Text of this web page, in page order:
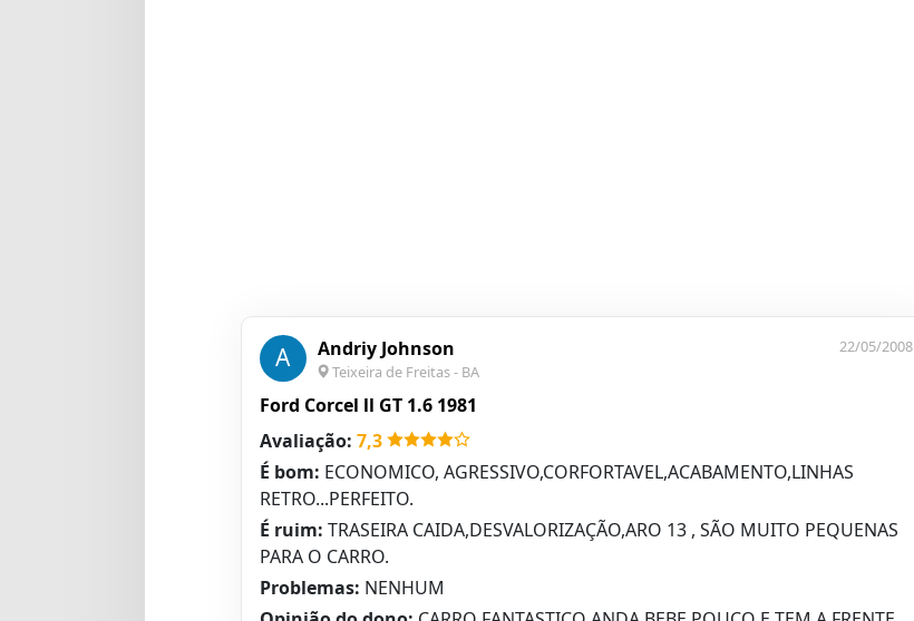
A Andriy Johnson
Teixeira de Freitas - BA
22/05/2008
Ford Corcel ll GT 1.6 1981
Avaliação: 7,3
É bom: ECONOMICO, AGRESSIVO,CORFORTAVEL,ACABAMENTO,LINHAS
RETRO...PERFEITO.
É ruim: TRASEIRA CAIDA,DESVALORIZAÇÃO,ARO 13 , SÃO MUITO PEQUENAS
PARA O CARRO.
Problemas: NENHUM